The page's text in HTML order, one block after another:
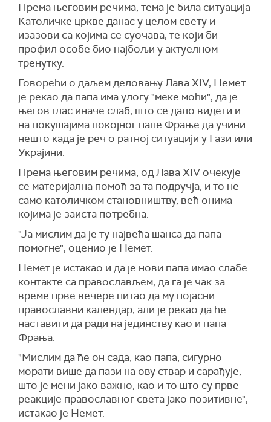
Према његовим речима, тема је била ситуација
Католичке цркве данас у целом свету и
изазови са којима се суочава, те који би
профил особе био најбољи у актуелном
тренутку.
Говорећи о даљем деловању Лава XIV, Немет
је рекао да папа има улогу "меке моћи", да је
његов глас иначе слаб, што се дало видети и
на покушајима покојног папе Фрање да учини
нешто када је реч о ратној ситуацији у Гази или
Украјини.
Према његовим речима, од Лава XIV очекује
се материјална помоћ за та подручја, и то не
само католичком становништву, већ онима
којима је заиста потребна.
"Ја мислим да је ту највећа шанса да папа
помогне", оценио је Немет.
Немет је истакао и да је нови папа имао слабе
контакте са православљем, да га је чак за
време прве вечере питао да му појасни
православни календар, али је рекао да ће
наставити да ради на јединству као и папа
Фрања.
"Мислим да ће он сада, као папа, сигурно
морати више да пази на ову ствар и сарађује,
што је мени јако важно, као и то што су прве
реакције православног света јако позитивне",
истакао је Немет.